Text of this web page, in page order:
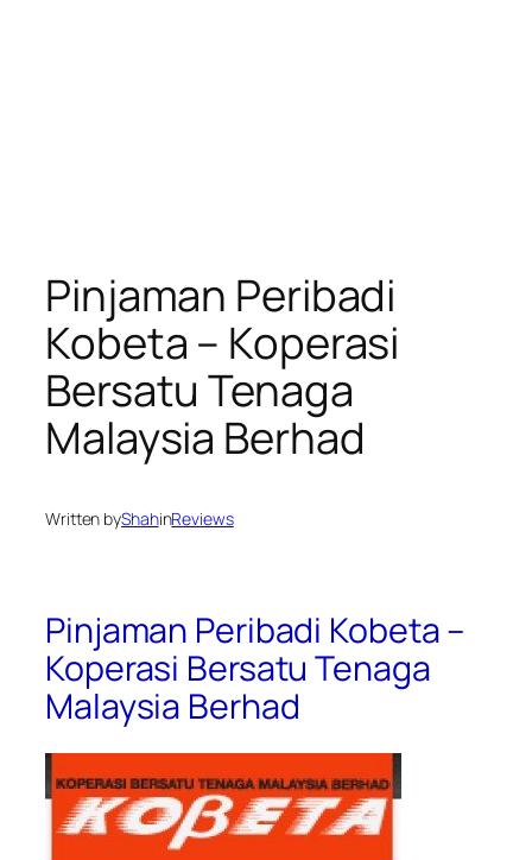
Pinjaman Peribadi
Kobeta – Koperasi
Bersatu Tenaga
Malaysia Berhad
Written byShahinReviews
Pinjaman Peribadi Kobeta –
Koperasi Bersatu Tenaga
Malaysia Berhad